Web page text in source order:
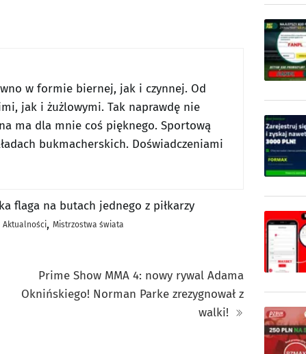
w formie biernej, jak i czynnej. Od
jak i żużlowymi. Tak naprawdę nie
ma dla mnie coś pięknego. Sportową
bukmacherskich. Doświadczeniami
flaga na butach jednego z piłkarzy
Aktualności, Mistrzostwa świata
Prime Show MMA 4: nowy rywal Adama
Oknińskiego! Norman Parke zrezygnował z
walki!